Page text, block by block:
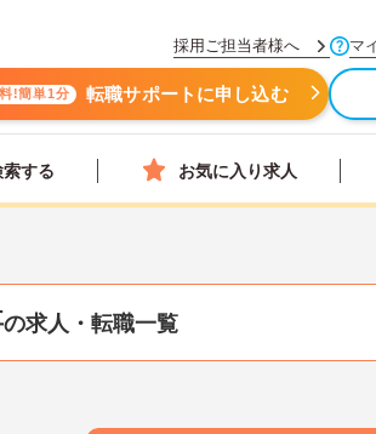
採用ご担当者様へ マ
!簡単1分 転職サポートに申し込む
する お気に入り求人
の求人・転職一覧